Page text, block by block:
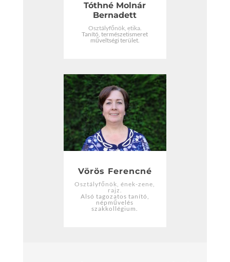
Tóthné Molnár
Bernadett
Osztályfőnök, etika.
Tanító, természetismeret
műveltségi terület.
Vörös Ferencné
Osztályfőnök, ének-zene,
rajz.
Alsó tagozatos tanító,
népművelés
szakkollégium.